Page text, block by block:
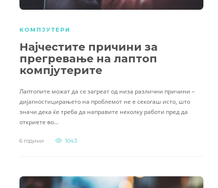
КОМПЈУТЕРИ
Најчестите причини за
прегревање на лаптоп
компјутерите
Лаптопите можат да се загреат од низа различни причини –
дијагностицирањето на проблемот не е секогаш исто, што
значи дека ќе треба да направите неколку работи пред да
откриете во…
6 години 1043